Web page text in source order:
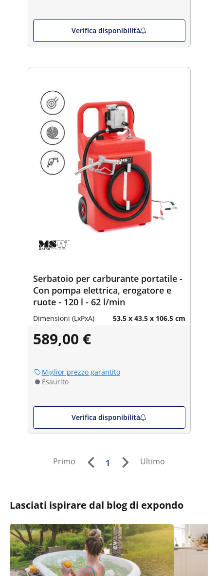
Verifica disponibilità
Serbatoio per carburante portatile -
Con pompa elettrica, erogatore e
ruote - 120 l - 62 l/min
Dimensioni (LxPxA) 53.5 x 43.5 x 106.5 cm
589,00 €
Miglior prezzo garantito
Esaurito
Verifica disponibilità
Primo 1 Ultimo
Lasciati ispirare dal blog di expondo